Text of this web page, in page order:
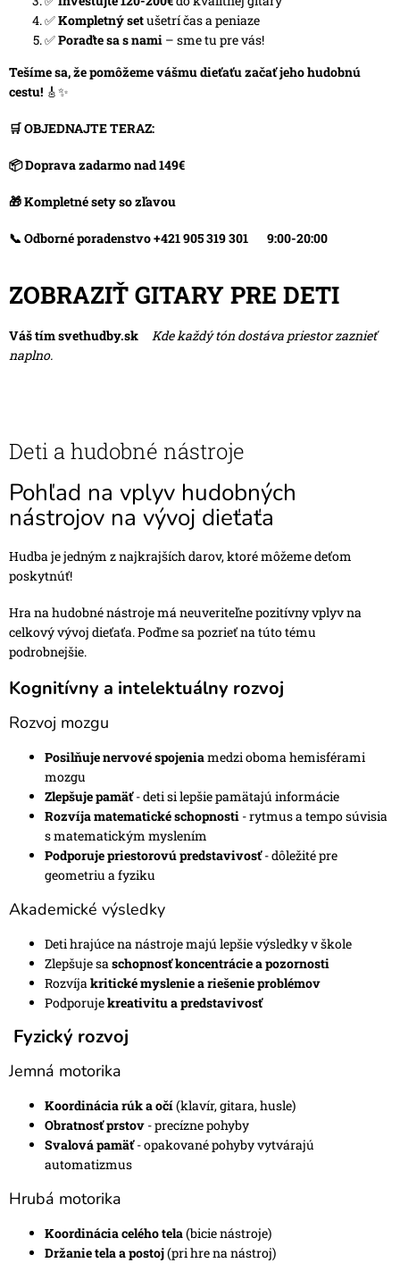
✅Kompletný setušetrí čas a peniaze
✅Poraďte sa s nami – sme tu pre vás!
Tešíme sa, že pomôžeme vášmu dieťaťu začať jeho hudobnú
cestu! 🎸✨
🛒OBJEDNAJTE TERAZ:
📦Doprava zadarmo nad 149€
🎁Kompletné sety so zľavou
📞 Odborné poradenstvo +421 905 319 301 9:00-20:00
ZOBRAZIŤ GITARY PRE DETI
Váš tím svethudby.sk
Kde každý tón dostáva priestor zaznieť
naplno.
Deti a hudobné nástroje
Pohľad na vplyv hudobných
nástrojov na vývoj dieťaťa
Hudba je jedným z najkrajších darov, ktoré môžeme deťom
poskytnúť!
Hra na hudobné nástroje má neuveriteľne pozitívny vplyv na
celkový vývoj dieťaťa. Poďme sa pozrieť na túto tému
podrobnejšie.
Kognitívny a intelektuálny rozvoj
Rozvoj mozgu
Posilňuje nervové spojeniamedzi oboma hemisférami
mozgu
Zlepšuje pamäť - deti si lepšie pamätajú informácie
Rozvíja matematické schopnosti - rytmus a tempo súvisia
s matematickým myslením
Podporuje priestorovú predstavivosť - dôležité pre
geometriu a fyziku
Akademické výsledky
Deti hrajúce na nástroje majú lepšie výsledky v škole
Zlepšuje sa schopnosť koncentrácie a pozornosti
Rozvíja kritické myslenie a riešenie problémov
Podporujekreativitu a predstavivosť
Fyzický rozvoj
Jemná motorika
Koordinácia rúk a očí(klavír, gitara, husle)
Obratnosť prstov - precízne pohyby
Svalová pamäť - opakované pohyby vytvárajú
automatizmus
Hrubá motorika
Koordinácia celého tela(bicie nástroje)
Držanie tela a postoj(pri hre na nástroj)